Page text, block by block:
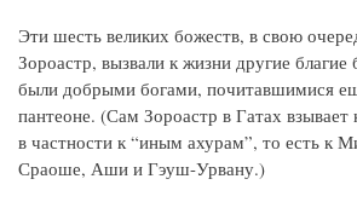
Эти шесть великих божеств, в свою
Зороастр, вызвали к жизни другие благие
были добрыми богами, почитавшимися
пантеоне. (Сам Зороастр в Гатах
в частности к “иным ахурам”, то есть к
Сраоше, Аши и Гэуш-Урвану.)